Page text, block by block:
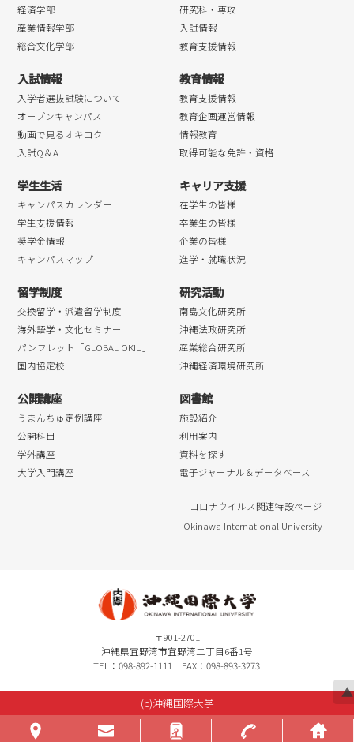
▲
経済学部
産業情報学部
総合文化学部
研究科・専攻
入試情報
教育支援情報
入試情報
入学者選抜試験について
オープンキャンパス
動画で見るオキコク
入試Q＆A
教育情報
教育支援情報
教育企画運営情報
情報教育
取得可能な免許・資格
学生生活
キャンパスカレンダー
学生支援情報
奨学金情報
キャンパスマップ
キャリア支援
在学生の皆様
卒業生の皆様
企業の皆様
進学・就職状況
留学制度
交換留学・派遣留学制度
海外語学・文化セミナー
パンフレット「GLOBAL OKIU」
国内協定校
研究活動
南島文化研究所
沖縄法政研究所
産業総合研究所
沖縄経済環境研究所
公開講座
うまんちゅ定例講座
公開科目
学外講座
大学入門講座
図書館
施設紹介
利用案内
資料を探す
電子ジャーナル＆データベース
コロナウイルス関連特設ページ
Okinawa International University
〒901-2701
沖縄県宜野湾市宜野湾二丁目6番1号
TEL：098-892-1111 FAX：098-893-3273
(c)沖縄国際大学